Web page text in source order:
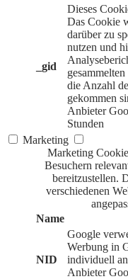
_gid
Dieses
Das Cookie
darüber zu
nutzen und
die Anzahl
gekommen
Anbieter
Stunden
Marketing
Marketing
Besuchern
bereitzustellen.
verschiedenen
Name
NID
Google
Werbung in
individuell
Anbieter